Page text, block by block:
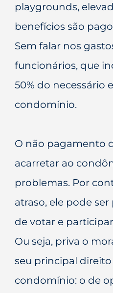
playgrounds,
benefícios são
Sem falar nos
funcionários, que
50% do necessário
condomínio.
O não pagamento
acarretar ao
problemas. Por
atraso, ele pode
de votar e
Ou seja, priva o
seu principal
condomínio: o de